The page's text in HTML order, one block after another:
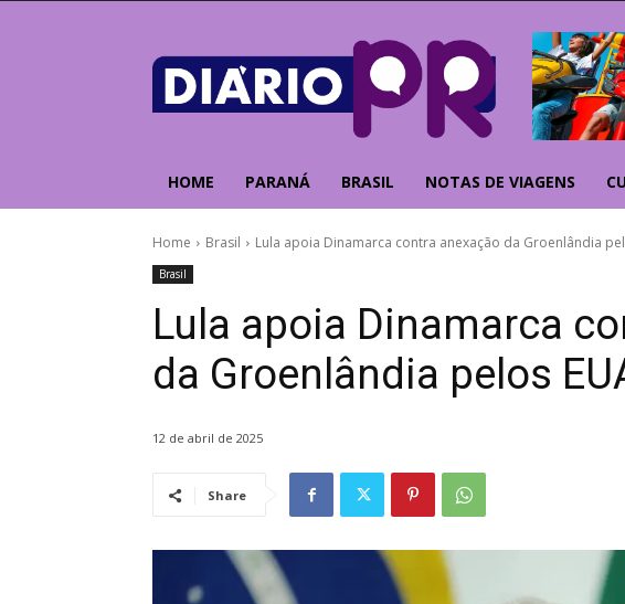
HOME PARANÁ BRASIL NOTAS DE VIAGENS
Home Brasil Lula apoia Dinamarca contra anexação da Groenlândia
Brasil
Lula apoia Dinamarca
da Groenlândia pelos
12 de abril de 2025
Share